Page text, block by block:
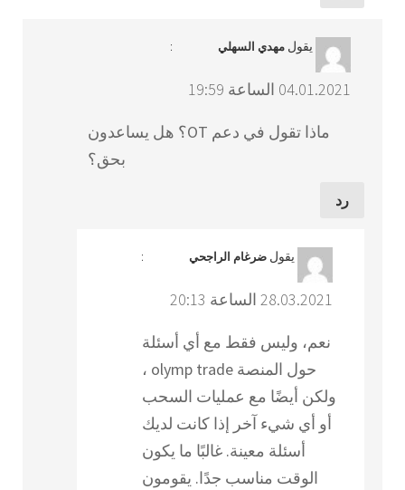
يقول مهدي السهلي :
04.01.2021 الساعة 19:59
ماذا تقول في دعم OT؟ هل يساعدون
بحق؟
رد
يقول ضرغام الراجحي :
28.03.2021 الساعة 20:13
نعم، وليس فقط مع أي أسئلة
حول المنصة olymp trade ،
ولكن أيضًا مع عمليات السحب
أو أي شيء آخر إذا كانت لديك
أسئلة معينة. غالبًا ما يكون
الوقت مناسب جدًا. يقومون